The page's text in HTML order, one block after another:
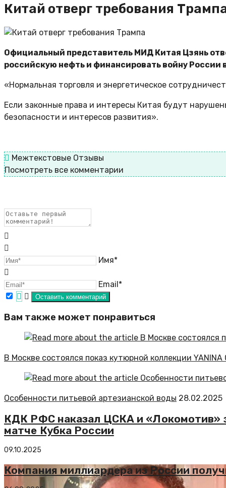
Китай отверг требования
Официальный представитель МИД Китая Цзянь
российскую нефть и финансировать войну
«Нормальная торговля и энергетическое
Если законные права и интересы Китая будут
безопасности и интересов развития».
Межтекстовые Отзывы
Посмотреть все комментарии
Имя*
Email*
Вам также может понравиться
В Москве состоялся показ кутюрной коллекции
Особенности питьевой артезианской воды 28.02.2025
КДК РФС наказал ЦСКА и «Локомотив»
матче Кубка России
09.10.2025
Компания миллиардера из России